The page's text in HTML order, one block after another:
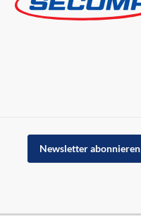
Newsletter abonnieren